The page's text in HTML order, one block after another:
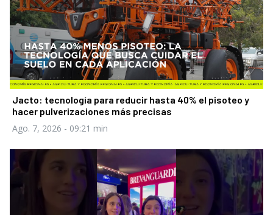
Jacto: tecnología para reducir hasta 40% el pisoteo y
hacer pulverizaciones más precisas
Ago. 7, 2026 - 09:21 min